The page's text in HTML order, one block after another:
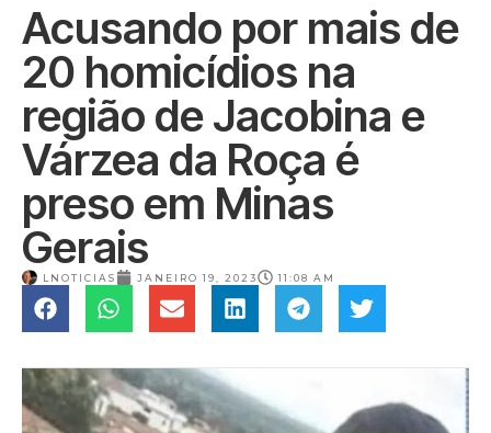
Acusando por mais de
20 homicídios na
região de Jacobina e
Várzea da Roça é
preso em Minas
Gerais
LNOTICIAS JANEIRO 19, 2023 11:08 AM